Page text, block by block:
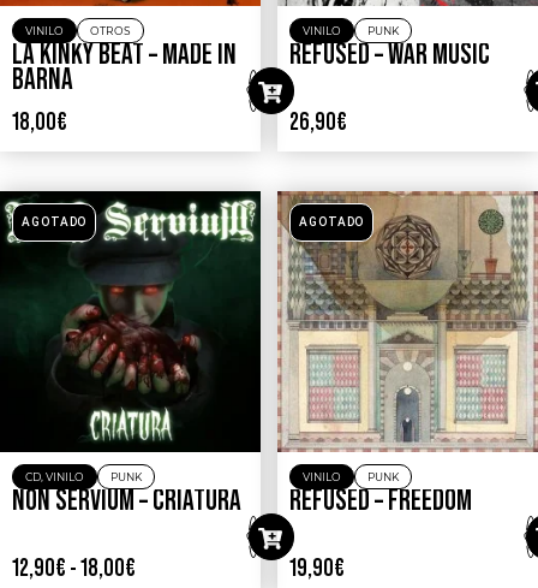
VINILO OTROS
LA KINKY BEAT – MADE IN
BARNA
18,00€
VINILO PUNK
REFUSED – WAR MUSIC
26,90€
AGOTADO
CD, VINILO PUNK
NON SERVIUM – CRIATURA
12,90€ - 18,00€
AGOTADO
VINILO PUNK
REFUSED – FREEDOM
19,90€